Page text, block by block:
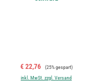
Verkaufspreis:
€ 22,76 Regulärer Preis:
(25% gespart)
inkl. MwSt. zzgl. Versand